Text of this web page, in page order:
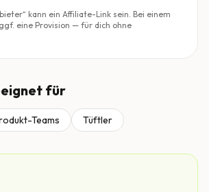
kann ein Affiliate-Link sein. Bei einem
eine Provision — für dich ohne
für
Teams Tüftler